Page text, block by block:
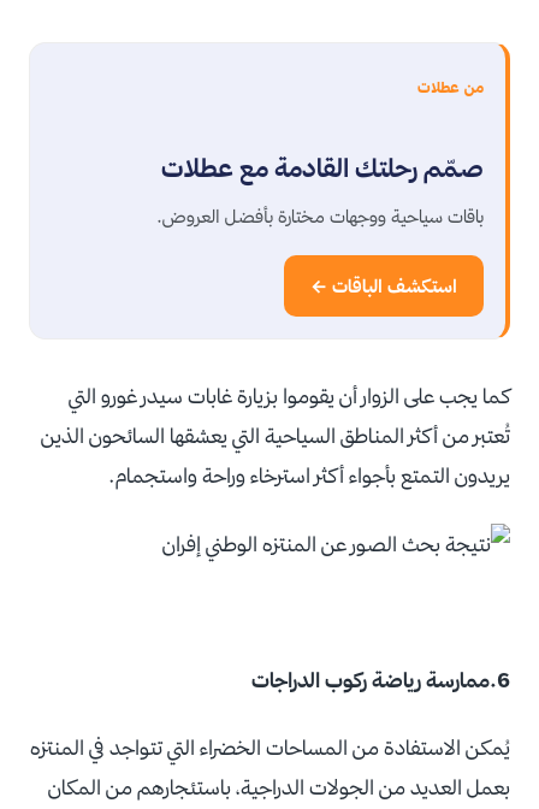
من عطلات
صمّم رحلتك القادمة مع عطلات
باقات سياحية ووجهات مختارة بأفضل العروض.
استكشف الباقات ←
كما يجب على الزوار أن يقوموا بزيارة غابات سيدر غورو التي
تُعتبر من أكثر المناطق السياحية التي يعشقها السائحون الذين
يريدون التمتع بأجواء أكثر استرخاء وراحة واستجمام.
6.ممارسة رياضة ركوب الدراجات
يُمكن الاستفادة من المساحات الخضراء التي تتواجد في المنتزه
بعمل العديد من الجولات الدراجية، باستئجارهم من المكان